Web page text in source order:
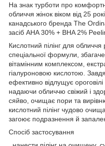
На знак турботи про
обличчя жінок віком від 25
канадського бренда The
засіб AHA 30% + BHA 2%
Кислотний пілінг для
спеціальної формули,
вітамінним комплексом,
гіалуроновою кислотою.
ефективно відлущує
надаючи обличчю свіжий і
сяйво, очищає пори та
кислотний пілінг чудово
загоює подразнення й
Спосіб застосування